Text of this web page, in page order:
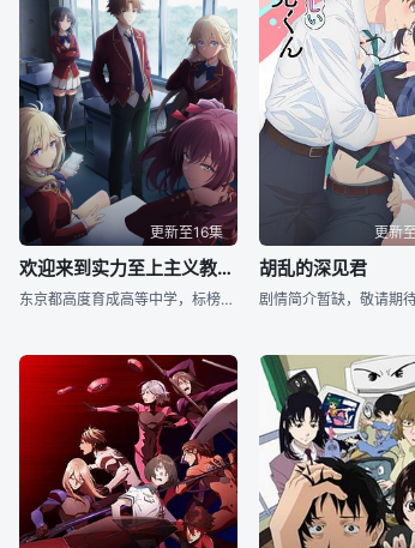
更新至16集
欢迎来到实力至上主义教室 第四季
东京都高度育成高等中学，标榜升学率、就职率达百分之百，而且每个月会提供相当于十万圆金钱的点数，是一间梦幻学校。但其实是一间只有少部分成绩优秀的人，才拥有优良待遇的实力至上主义学校。 绫小路等人在一年级第三学期升上C班，但最后一场特别考试却惜败A班，再度降格D班。二年级将从D班重新起跑。春假过后，绫小路和轻井泽成为男女朋友，堀北则是与憧憬学这个优秀兄长的自己诀别。在人际关系渐渐产生变化的情况下，他们升上二年级。绫小路他们新二年级生的第一场特别考试，是与新生一组进行笔试。然而，新生中有月城找来的White r
更新
胡乱的深见君
剧情简介暂缺，敬请期